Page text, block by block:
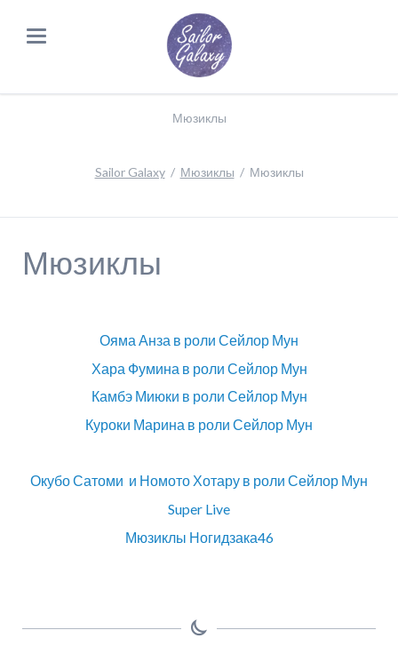
Мюзиклы
Sailor Galaxy Мюзиклы Мюзиклы
Мюзиклы
Ояма Анза в роли Сейлор Мун
Хара Фумина в роли Сейлор Мун
Камбэ Миюки в роли Сейлор Мун
Куроки Марина в роли Сейлор Мун
Окубо Сатоми и Номото Хотару в роли Сейлор Мун
Super Live
Мюзиклы Ногидзака46